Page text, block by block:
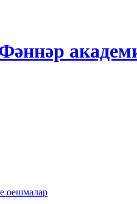
оешмалар